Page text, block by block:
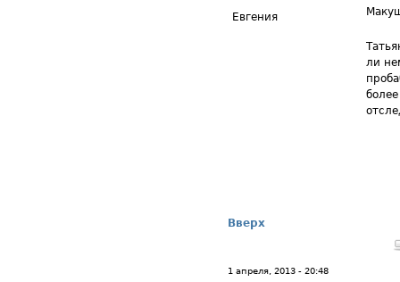
Евгения
ли
Вверх
1 апреля, 2013 - 20:48